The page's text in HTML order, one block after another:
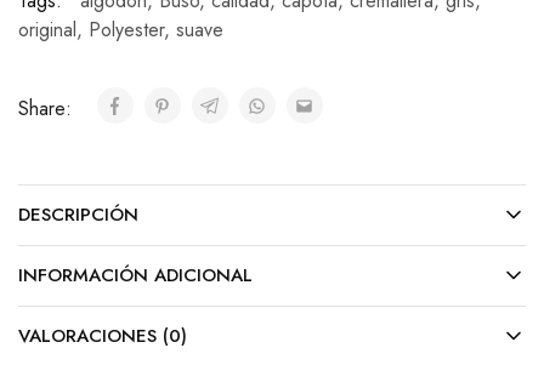
original, Polyester, suave
Share:
DESCRIPCIÓN
INFORMACIÓN ADICIONAL
VALORACIONES (0)